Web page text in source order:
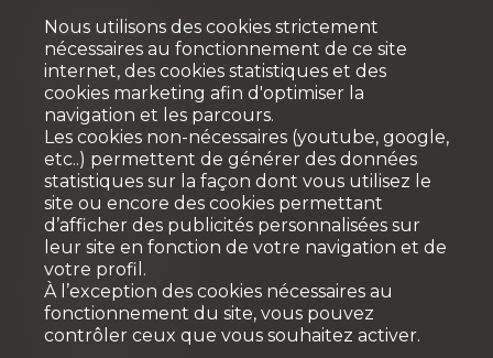
Courtage
VPI COURTAGE SA
VPI Properties
Rue Pedro-Meylan 5
1208 Genève
Tél: +41 58 590 30 20
info@vpicourtage.ch
info@vpiproperties.ch
VPI COURTAGE SA
(VAUD)
Route de Suisse 8a
1163 Etoy
Nous utilisons des cookies strictement
nécessaires au fonctionnement de ce site
internet, des cookies statistiques et des
cookies marketing afin d'optimiser la
navigation et les parcours.
Les cookies non-nécessaires (youtube, google,
etc..) permettent de générer des données
statistiques sur la façon dont vous utilisez le
site ou encore des cookies permettant
d’afficher des publicités personnalisées sur
leur site en fonction de votre navigation et de
votre profil.
À l’exception des cookies nécessaires au
fonctionnement du site, vous pouvez
contrôler ceux que vous souhaitez activer.